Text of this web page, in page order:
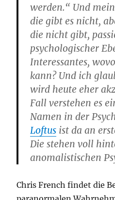
werden.“ Und
die gibt es nicht,
die nicht gibt,
psychologischer
Interessantes,
kann? Und ich
wird heute eher
Fall verstehen es
Namen in der
Loftus ist da an
Die stehen voll
anomalistischen
Chris French findet die